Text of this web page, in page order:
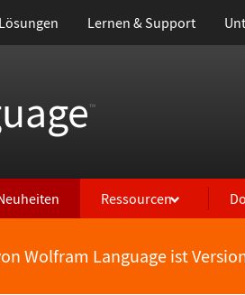
Lernen & Support
™
Ressourcen
Wolfram Language ist